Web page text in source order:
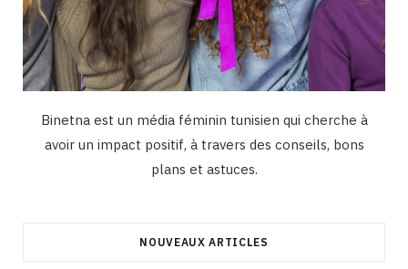
Binetna est un média féminin tunisien qui cherche à
avoir un impact positif, à travers des conseils, bons
plans et astuces.
NOUVEAUX ARTICLES